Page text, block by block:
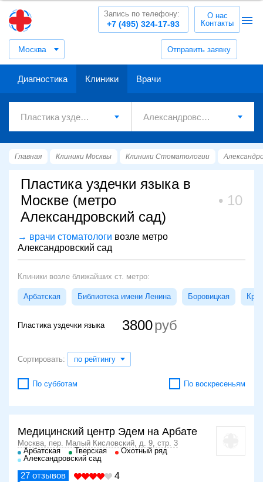
Москва Отправить заявку
+7 (495) 324-17-93
Запись по телефону:
О нас
Контакты
Диагностика Клиники Врачи
Главная Клиники Москвы Клиники Стоматологии
Пластика уздечки языка в
Москве (метро
Александровский сад)
10
→ врачи стоматологи возле метро
Александровский сад
Клиники возле ближайших ст. метро:
Арбатская Библиотека имени Ленина Боровицкая
Пластика уздечки языка 3800
Сортировать: по рейтингу
По субботам По воскресеньям
Медицинский центр Эдем на Арбате
Москва, пер. Малый Кисловский, д. 9, стр. 3
Арбатская
Тверская
Охотный ряд
Александровский сад
27 отзывов 4